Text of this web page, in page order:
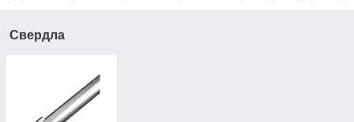
Свердла